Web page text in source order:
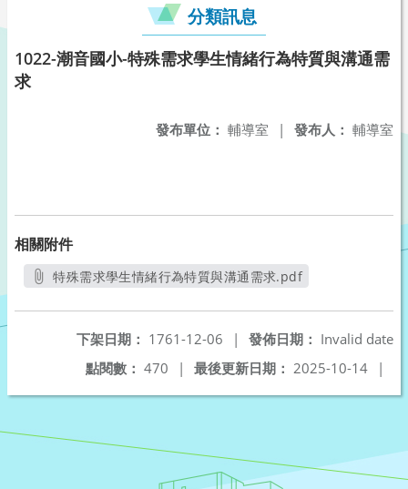
分類訊息
1022-潮音國小-特殊需求學生情緒行為特質與溝通需
求
發布人： 輔導室
發布單位： 輔導室 |
相關附件
特殊需求學生情緒行為特質與溝通需求.pdf
發佈日期： Invalid date
下架日期： 1761-12-06
|
最後更新日期： 2025-10-14 |
點閱數： 470 |